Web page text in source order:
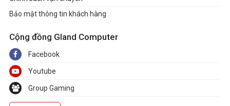
Bảo mật thông tin khách hàng
Cộng đồng Gland Computer
Facebook
Youtube
Group Gaming